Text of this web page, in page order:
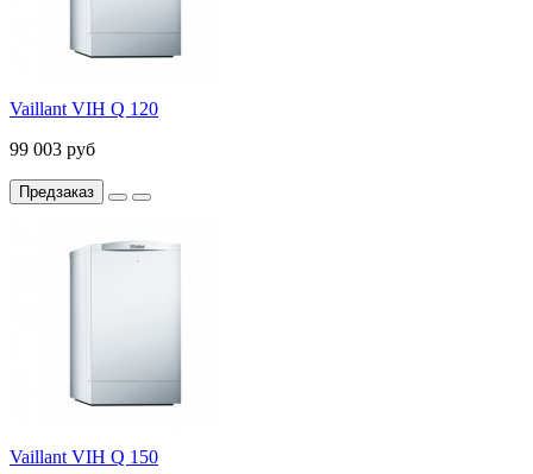
Vaillant VIH Q 120
99 003 руб
Предзаказ
Vaillant VIH Q 150